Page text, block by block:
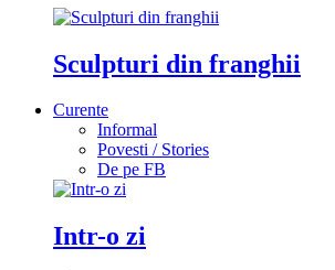
Sculpturi din franghii
Curente
Informal
Povesti / Stories
De pe FB
Intr-o zi